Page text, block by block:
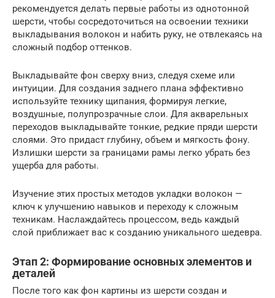
рекомендуется делать первые работы из однотонной
шерсти, чтобы сосредоточиться на освоении техники
выкладывания волокон и набить руку, не отвлекаясь на
сложный подбор оттенков.
Выкладывайте фон сверху вниз, следуя схеме или
интуиции. Для создания заднего плана эффективно
используйте технику щипания, формируя легкие,
воздушные, полупрозрачные слои. Для акварельных
переходов выкладывайте тонкие, редкие пряди шерсти
слоями. Это придаст глубину, объем и мягкость фону.
Излишки шерсти за границами рамы легко убрать без
ущерба для работы.
Изучение этих простых методов укладки волокон —
ключ к улучшению навыков и переходу к сложным
техникам. Наслаждайтесь процессом, ведь каждый
слой приближает вас к созданию уникального шедевра.
Этап 2: Формирование основных элементов и
деталей
После того как фон картины из шерсти создан и